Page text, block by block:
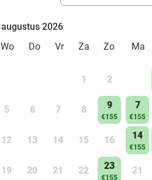
augustus 2026
Wo Do Vr Za Zo
1 2
5 6 7 8 9
€155
12 13 14 15 16
19 20 21 22 23
€155
Ma
7
€155
14
€155
21